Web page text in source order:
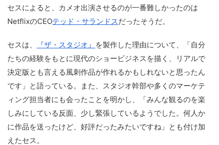
セスによると、カメオ出演させるのが一番難しかったのは
NetflixのCEOテッド・サランドスだったそうだ。
セスは、 『ザ・スタジオ』 を製作した理由について、「自分
たちの経験をもとに現代のショービジネスを描く、リアルで
決定版とも言える風刺作品が作れるかもしれないと思ったん
です」と語っている。また、スタジオ幹部や多くのマーケテ
ィング担当者にも会ったことを明かし、「みんな観るのを楽
しみにしている反面、少し緊張しているようでした。何人か
に作品を送ったけど、好評だったみたいですね」とも付け加
えたセス。